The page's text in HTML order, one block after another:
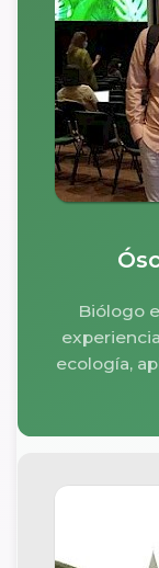
Biólogo
ecología,